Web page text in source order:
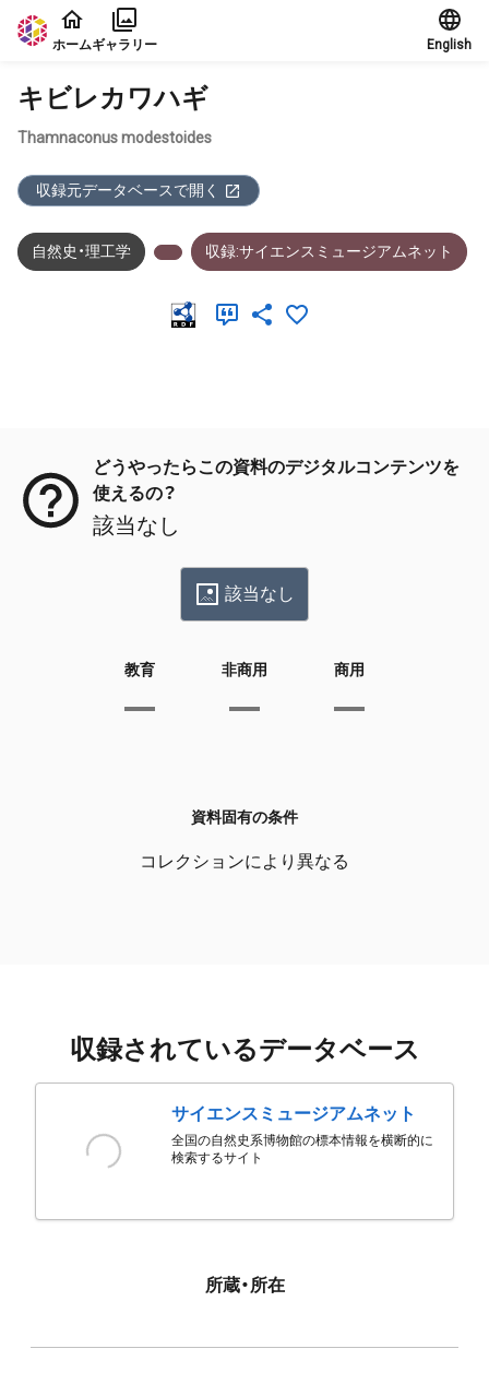
本文に飛ぶ
ホームギャラリー English
キビレカワハギ
Thamnaconus modestoides
収録元データベースで開く
自然史・理工学 収録:サイエンスミュージアムネット
どうやったらこの資料のデジタルコンテンツを
使えるの？
該当なし
該当なし
教育 非商用 商用
資料固有の条件
コレクションにより異なる
収録されているデータベース
サイエンスミュージアムネット
全国の自然史系博物館の標本情報を横断的に
検索するサイト
所蔵・所在